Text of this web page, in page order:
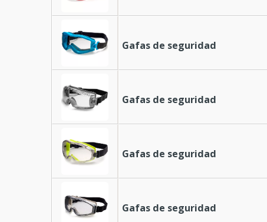
Gafas de seguridad
Gafas de seguridad
Gafas de seguridad
Gafas de seguridad